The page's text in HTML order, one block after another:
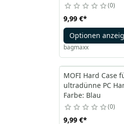
0
9,99 €*
Optionen
bagmaxx
MOFI Hard Case
ultradünne PC
Farbe: Blau
0
9,99 €*